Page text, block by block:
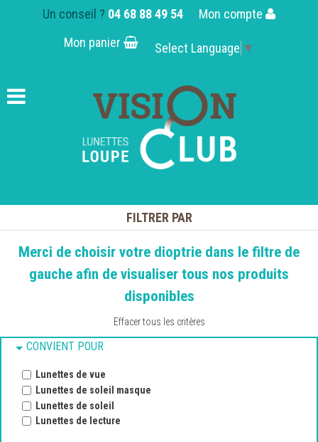
Un conseil ? 04 68 88 49 54
Mon compte
Mon panier
Select Language ▼
FILTRER PAR
Merci de choisir votre dioptrie dans le filtre de
gauche afin de visualiser tous nos produits
disponibles
Effacer tous les critères
CONVIENT POUR
Lunettes de vue
Lunettes de soleil masque
Lunettes de soleil
Lunettes de lecture